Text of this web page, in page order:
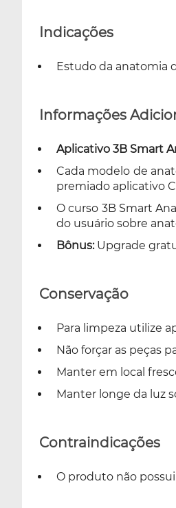
Indicações
Estudo da anatomia
Informações
Aplicativo 3B Smart
Cada modelo de
premiado aplicativo
O curso 3B Smart
do usuário sobre
Bônus: Upgrade
Conservação
Para limpeza utilize
Não forçar as peças
Manter em local
Manter longe da luz
Contraindicações
O produto não